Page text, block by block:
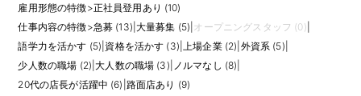
雇用形態の特徴>正社員登用あり (10)
仕事内容の特徴>急募 (13) 大量募集 (5) オープニングスタッフ (0)
語学力を活かす (5) 資格を活かす (3) 上場企業 (2) 外資系 (5)
少人数の職場 (2) |大人数の職場 (3) ノルマなし (8)
20代の店長が活躍中 (6) 路面店あり (9)